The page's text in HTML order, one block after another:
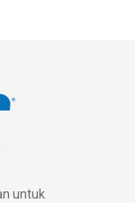
untuk